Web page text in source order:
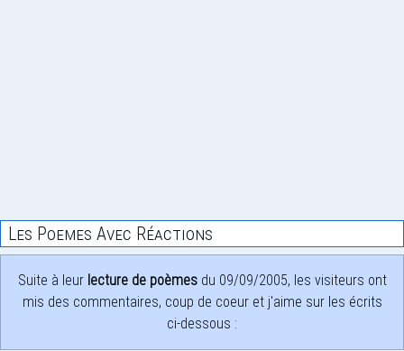
Les Poemes Avec Réactions
Suite à leur lecture de poèmesdu 09/09/2005, les visiteurs ont
mis des commentaires, coup de coeur et j'aime sur les écrits
ci-dessous :